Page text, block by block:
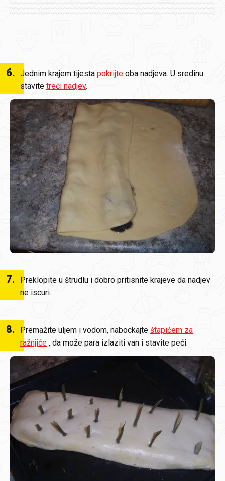
6. Jednim krajem tijesta pokrijte oba nadjeva. U sredinu
stavite treći nadjev.
7.
Preklopite u štrudlu i dobro pritisnite krajeve da nadjev
ne iscuri.
8. Premažite uljem i vodom, nabockajte štapićem za
ražnjiće , da može para izlaziti van i stavite peći.